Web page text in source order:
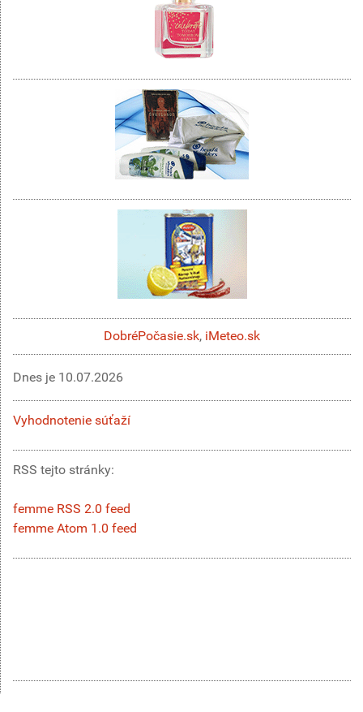
DobréPočasie.sk, iMeteo.sk
Dnes je 10.07.2026
Vyhodnotenie súťaží
RSS tejto stránky:
femme RSS 2.0 feed
femme Atom 1.0 feed